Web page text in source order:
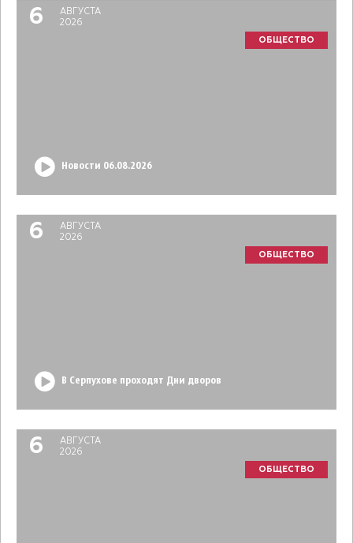
6
АВГУСТА
2026
ОБЩЕСТВО
Новости 06.08.2026
6
АВГУСТА
2026
ОБЩЕСТВО
В Серпухове проходят Дни дворов
6
АВГУСТА
2026
ОБЩЕСТВО